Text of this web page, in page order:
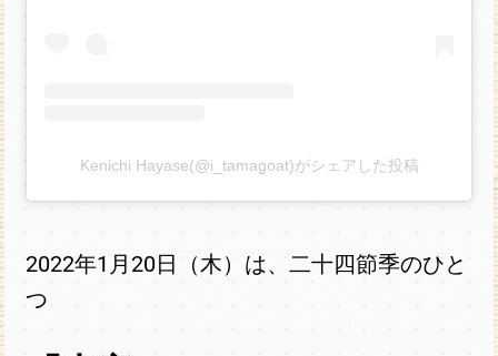
Kenichi Hayase(@i_tamagoat)がシェアした投稿
2022年1月20日（木）は、二十四節季のひと
つ